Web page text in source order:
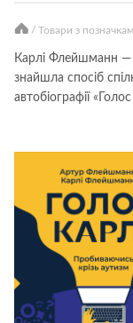
/ Товари з
Книги
автора
видавництво
Смакі
Карлі Флейшманн —
знайшла спосіб
автобіографії